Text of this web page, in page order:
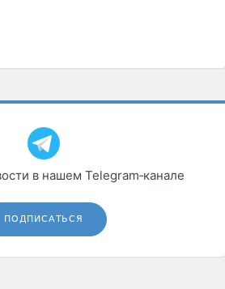
в нашем Telegram‑канале
ПОДПИСАТЬСЯ